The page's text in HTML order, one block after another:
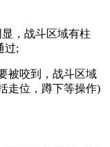
，战斗区域有柱
过;
被咬到，战斗区域
走位，蹲下等操作)